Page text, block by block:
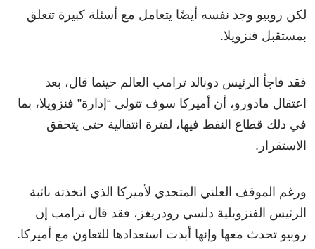
لكن روبيو وجد نفسه أيضًا يتعامل مع أسئلة كبيرة تتعلق
بمستقبل فنزويلا.
فقد فاجأ الرئيس دونالد ترامب العالم حينما قال، بعد
اعتقال مادورو، أن أميركا سوف تتولى “إدارة” فنزويلا، بما
في ذلك قطاع النفط فيها، لفترة انتقالية حتى يتحقق
الاستقرار.
ورغم الموقف العلني المتحدي لأميركا الذي اتخذته نائبة
الرئيس الفنزويلية دلسي رودريغز، فقد قال ترامب إن
روبيو تحدث معها وإنها أبدت استعدادها للتعاون مع أميركا.